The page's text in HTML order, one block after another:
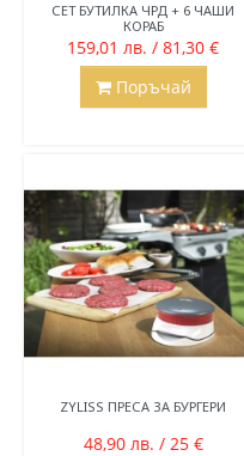
СЕТ БУТИЛКА ЧРД + 6 ЧАШИ
КОРАБ
159,01 лв. / 81,30 €
Поръчай
ZYLISS ПРЕСА ЗА БУРГЕРИ
48,90 лв. / 25 €